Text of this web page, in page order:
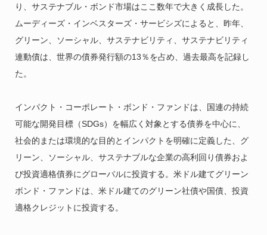
り、サステナブル・ボンド市場はここ数年で大きく成長した。
ムーディーズ・インベスターズ・サービシズによると、昨年、
グリーン、ソーシャル、サステナビリティ、サステナビリティ
連動債は、世界の債券発行額の13％を占め、過去最高を記録し
た。
インパクト・コーポレート・ボンド・ファンドは、国連の持続
可能な開発目標（SDGs）を幅広く対象とする債券を中心に、
社会的または環境的な目的とインパクトを明確に定義した、グ
リーン、ソーシャル、サステナブルな企業の高利回り債券およ
び投資適格債券にグローバルに投資する。米ドル建てグリーン
ボンド・ファンドは、米ドル建てのグリーン社債や国債、投資
適格クレジットに投資する。